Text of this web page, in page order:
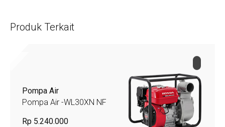
Produk Terkait
Pompa Air
Pompa Air -WL30XN NF
Rp 5.240.000